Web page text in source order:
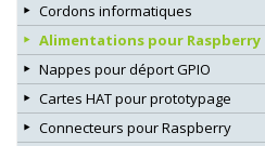
Cordons informatiques
Alimentations pour Raspberry
Nappes pour déport GPIO
Cartes HAT pour prototypage
Connecteurs pour Raspberry